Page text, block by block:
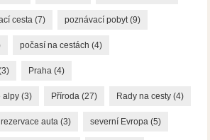
cesta (7) poznávací pobyt(9)
počasí na cestách (4)
Praha (4)
alpy (3) Příroda (27) Rady na cesty (4)
rezervace auta (3) severní Evropa (5)